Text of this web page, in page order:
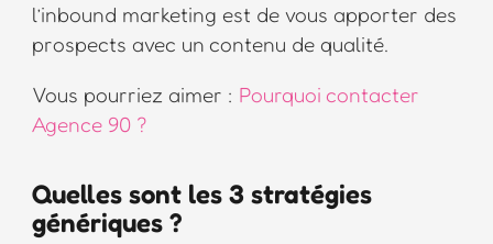
l’inbound marketing est de vous apporter des
prospects avec un contenu de qualité.
Vous pourriez aimer : Pourquoi contacter
Agence 90 ?
Quelles sont les 3 stratégies
génériques ?